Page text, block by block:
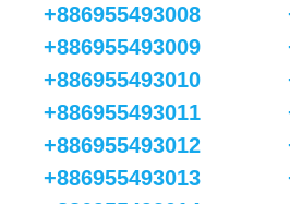
+886955493008
+886955493009
+886955493010
+886955493011
+886955493012
+886955493013